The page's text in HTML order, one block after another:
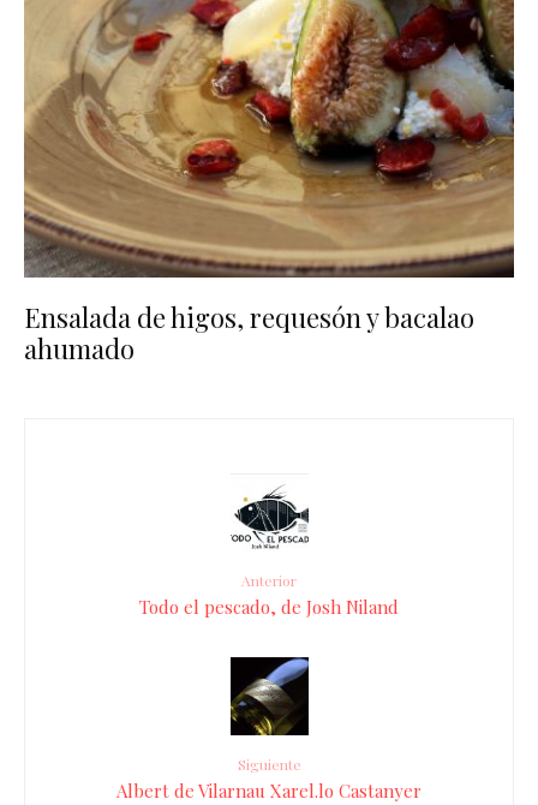
Ensalada de higos, requesón y bacalao
ahumado
Anterior
Todo el pescado, de Josh Niland
Siguiente
Albert de Vilarnau Xarel.lo Castanyer